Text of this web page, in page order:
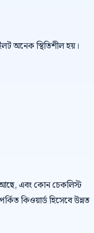
অনেক স্থিতিশীল হয়।
আছে, এবং কোন চেকলিস্ট
কিওয়ার্ড হিসেবে উন্নত